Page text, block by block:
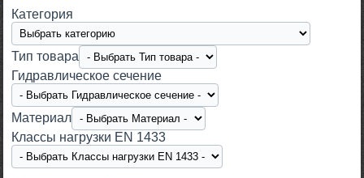
Категория
Тип товара
Гидравлическое сечение
Материал
Класcы нагрузки EN 1433